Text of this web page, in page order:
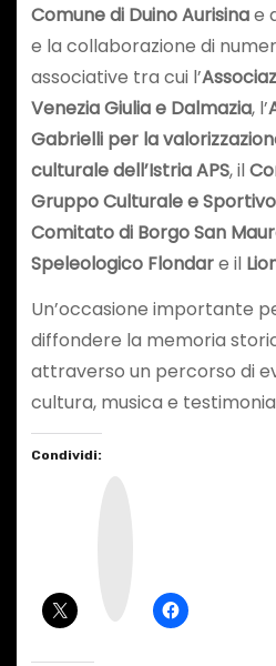
Comune di Duino Aurisinae
e la collaborazione di
associative tra cui l’
Venezia Giulia e Dalmazia, l’
Gabrielli per la
culturale dell’Istria APS, il
Gruppo Culturale e
Comitato di Borgo San
Speleologico Flondare il
Un’occasione importante
diffondere la memoria
attraverso un percorso di
cultura, musica e
Condividi: